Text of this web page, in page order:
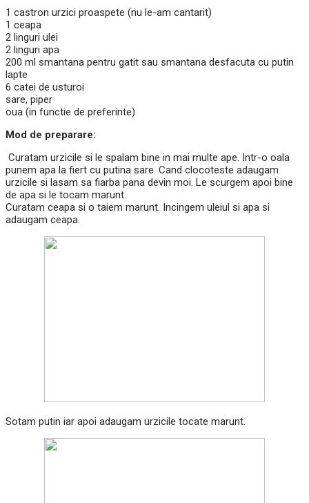
1 castron urzici proaspete (nu le-am cantarit)
1 ceapa
2 linguri ulei
2 linguri apa
200 ml smantana pentru gatit sau smantana desfacuta cu putin
lapte
6 catei de usturoi
sare, piper
oua (in functie de preferinte)
Mod de preparare:
Curatam urzicile si le spalam bine in mai multe ape. Intr-o oala
punem apa la fiert cu putina sare. Cand clocoteste adaugam
urzicile si lasam sa fiarba pana devin moi. Le scurgem apoi bine
de apa si le tocam marunt.
Curatam ceapa si o taiem marunt. Incingem uleiul si apa si
adaugam ceapa.
Sotam putin iar apoi adaugam urzicile tocate marunt.